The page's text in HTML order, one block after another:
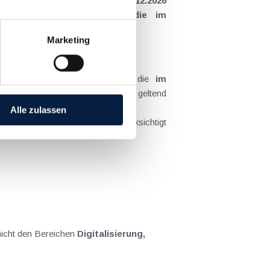
Marketing
Alle zulassen
der erhöhte Satz
nur auf die im
, die im
bereits nach § 11 Abs 4 EStG geltend
mit 20 % (bzw. 22 % öko) berücksichtigt
den Bereichen Digitalisierung,